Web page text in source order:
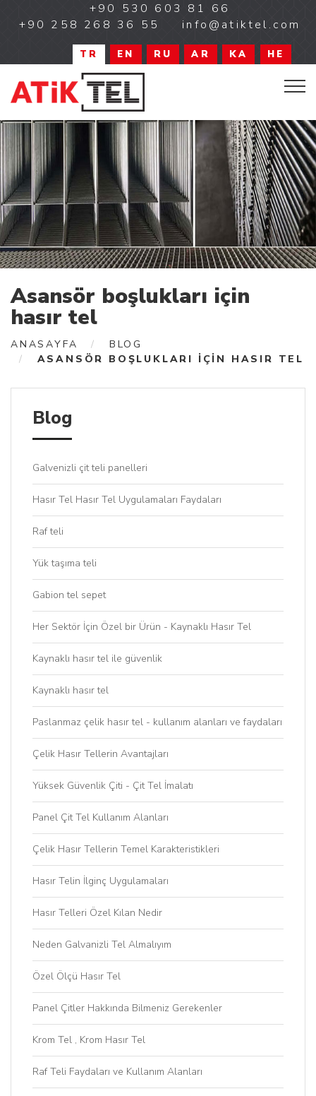
+90 530 603 81 66
+90 258 268 36 55
info@atiktel.com
TR EN RU AR KA HE
Asansör boşlukları için
hasır tel
ANASAYFA
BLOG
ASANSÖR BOŞLUKLARI IÇIN HASIR TEL
Blog
Galvenizli çit teli panelleri
Hasır Tel Hasır Tel Uygulamaları Faydaları
Raf teli
Yük taşıma teli
Gabion tel sepet
Her Sektör İçin Özel bir Ürün - Kaynaklı Hasır Tel
Kaynaklı hasır tel ile güvenlik
Kaynaklı hasır tel
Paslanmaz çelik hasır tel - kullanım alanları ve faydaları
Çelik Hasır Tellerin Avantajları
Yüksek Güvenlik Çiti - Çit Tel İmalatı
Panel Çit Tel Kullanım Alanları
Çelik Hasır Tellerin Temel Karakteristikleri
Hasır Telin İlginç Uygulamaları
Hasır Telleri Özel Kılan Nedir
Neden Galvanizli Tel Almalıyım
Özel Ölçü Hasır Tel
Panel Çitler Hakkında Bilmeniz Gerekenler
Krom Tel , Krom Hasır Tel
Raf Teli Faydaları ve Kullanım Alanları